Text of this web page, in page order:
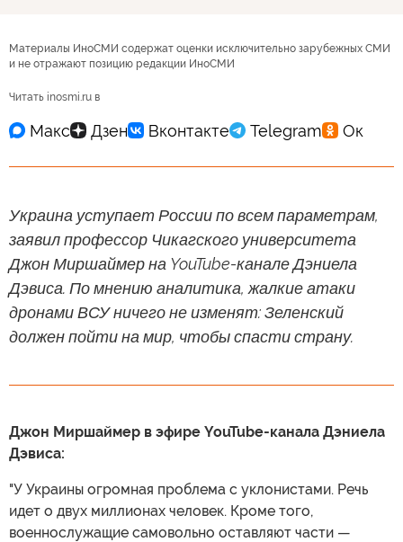
Материалы ИноСМИ содержат оценки исключительно зарубежных СМИ
и не отражают позицию редакции ИноСМИ
Читать inosmi.ru в
Украина уступает России по всем параметрам,
заявил профессор Чикагского университета
Джон Миршаймер на YouTube-канале Дэниела
Дэвиса. По мнению аналитика, жалкие атаки
дронами ВСУ ничего не изменят: Зеленский
должен пойти на мир, чтобы спасти страну.
Джон Миршаймер в эфире YouTube-канала Дэниела
Дэвиса:
"У Украины огромная проблема с уклонистами. Речь
идет о двух миллионах человек. Кроме того,
военнослужащие самовольно оставляют части —